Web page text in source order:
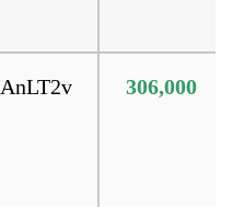
AnLT2v 306,000